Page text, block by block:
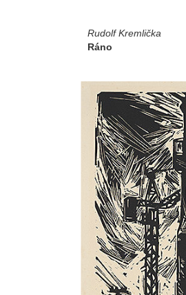
Rudolf Kremlička
Ráno